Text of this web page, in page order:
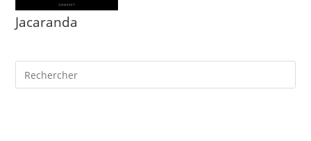
Jacaranda